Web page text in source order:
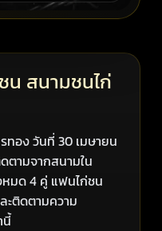
น สนามชนไก่
ทอง วันที่ 30 เมษายน
ตามจากสนามใน
มด 4 คู่ แฟนไก่ชน
ะติดตามความ
นี้